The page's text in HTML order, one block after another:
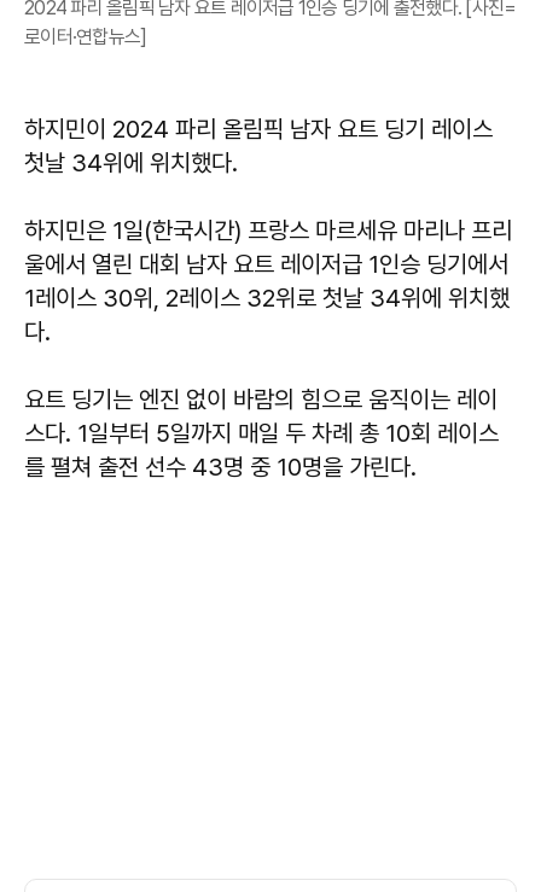
2024 파리 올림픽 남자 요트 레이저급 1인승 딩기에 출전했다. [사진=
로이터·연합뉴스]
하지민이 2024 파리 올림픽 남자 요트 딩기 레이스
첫날 34위에 위치했다.
하지민은 1일(한국시간) 프랑스 마르세유 마리나 프리
울에서 열린 대회 남자 요트 레이저급 1인승 딩기에서
1레이스 30위, 2레이스 32위로 첫날 34위에 위치했
다.
요트 딩기는 엔진 없이 바람의 힘으로 움직이는 레이
스다. 1일부터 5일까지 매일 두 차례 총 10회 레이스
를 펼쳐 출전 선수 43명 중 10명을 가린다.